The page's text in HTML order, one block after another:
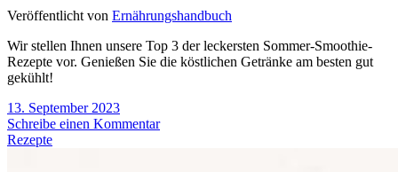
Veröffentlicht von Ernährungshandbuch
Wir stellen Ihnen unsere Top 3 der leckersten Sommer-Smoothie-
Rezepte vor. Genießen Sie die köstlichen Getränke am besten gut
gekühlt!
13. September 2023
Schreibe einen Kommentar
Rezepte